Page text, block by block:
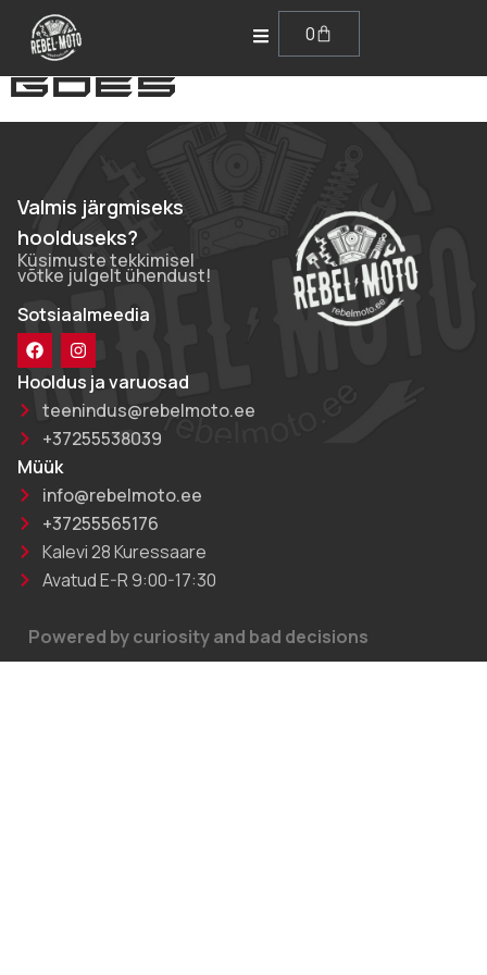
0
Valmis järgmiseks
hoolduseks?
Küsimuste tekkimisel
võtke julgelt ühendust!
Sotsiaalmeedia
Hooldus ja varuosad
teenindus@rebelmoto.ee
+37255538039
Müük
info@rebelmoto.ee
+37255565176
Kalevi 28 Kuressaare
Avatud E-R 9:00-17:30
Powered by curiosity and bad decisions